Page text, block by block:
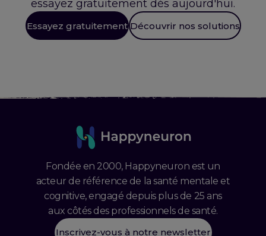
essayez gratuitement dès aujourd'hui.
Essayez gratuitement Découvrir nos solutions
Fondée en 2000, Happyneuron est un
acteur de référence de la santé mentale et
cognitive, engagé depuis plus de 25 ans
aux côtés des professionnels de santé.
Inscrivez-vous à notre newsletter